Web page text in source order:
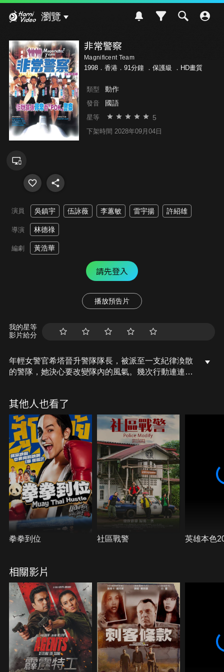
瀏覽
非常警察
Magnificent Team
1998．香港．91分鐘 ． 保護級 ．HD畫質
類型 動作
發音 國語
星等 5
下架時間 2028年09月04日
演員 吳鎮宇 伍詠薇 李蕙敏 雷宇揚 許紹雄
導演 林德祿
編劇 黃浩華
請先登入
播放預告片
我的星等
影片給分
年輕女警官希塔晉升警隊隊長，被派至一支紀律渙散
的警隊，她決心要改變隊內的風氣。幾次行動連連失
任務時，隊員們群情激昂，圍剿匪徒士氣高漲，全隊
齊心協力將匪徒一網打盡！
其他人也看了
拳拳到位 社區戰警 英雄本色
相關影片